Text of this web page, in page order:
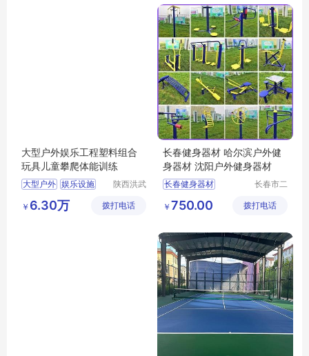
大型户外娱乐工程塑料组合
玩具儿童攀爬体能训练
大型户外 娱乐设施
幼儿组合玩具
陕西洪武
有限公司
￥ 6.30万 拨打电话
长春健身器材 哈尔滨户外健
身器材 沈阳户外健身器材
长春健身器材
沈阳健身器材
长春市二
五金产品
￥ 750.00 拨打电话